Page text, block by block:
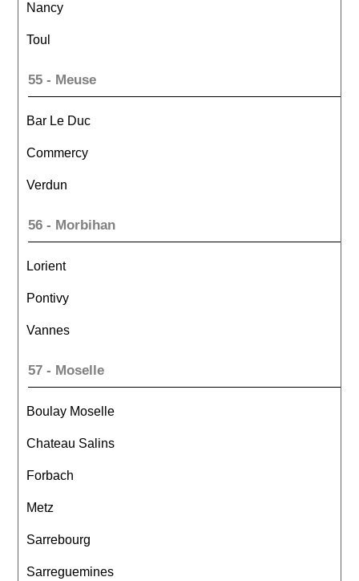
Nancy
Toul
55 - Meuse
Bar Le Duc
Commercy
Verdun
56 - Morbihan
Lorient
Pontivy
Vannes
57 - Moselle
Boulay Moselle
Chateau Salins
Forbach
Metz
Sarrebourg
Sarreguemines